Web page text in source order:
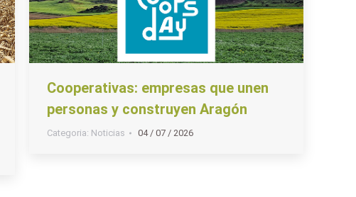
Cooperativas: empresas que unen
personas y construyen Aragón
Categoria: Noticias 04 / 07 / 2026